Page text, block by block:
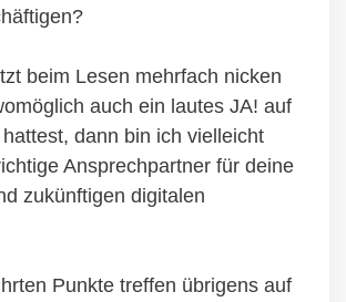
beim Lesen mehrfach nicken
auch ein lautes JA! auf
dann bin ich vielleicht
Ansprechpartner für deine
zukünftigen digitalen
Punkte treffen übrigens auf